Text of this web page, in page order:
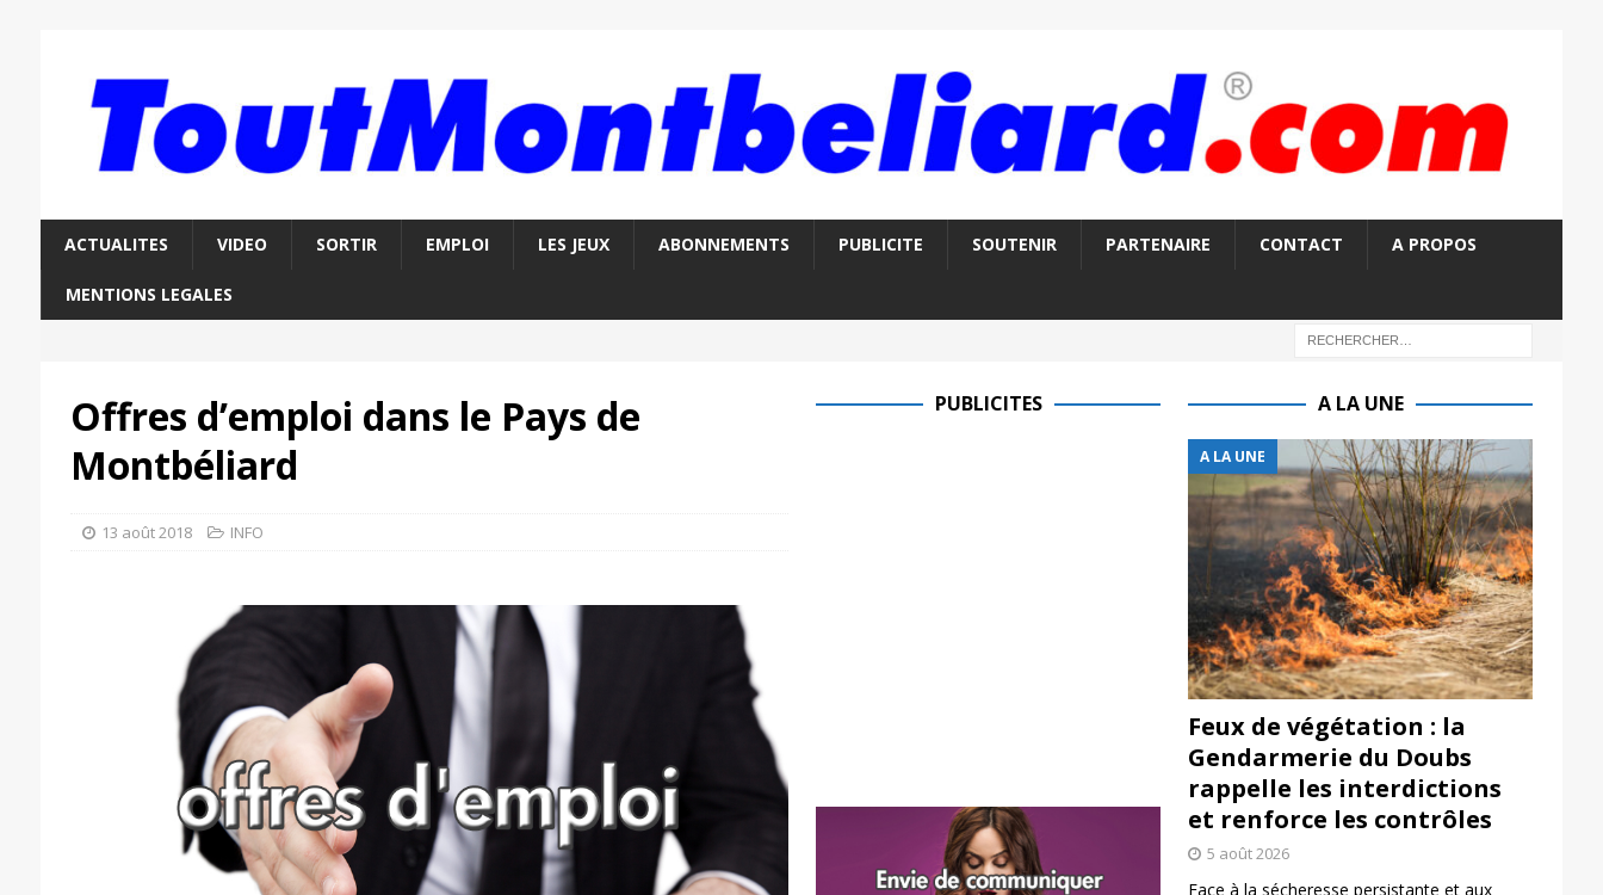
ACTUALITES VIDEO SORTIR EMPLOI LES JEUX ABONNEMENTS PUBLICITE SOUTENIR PARTENAIRE CONTACT A PROPOS
MENTIONS LEGALES
Offres d’emploi dans le Pays de
Montbéliard
13 août 2018 INFO
PUBLICITES A LA UNE
A LA UNE
Feux de végétation : la
Gendarmerie du Doubs
rappelle les interdictions
et renforce les contrôles
5 août 2026
Face à la sécheresse persistante et aux